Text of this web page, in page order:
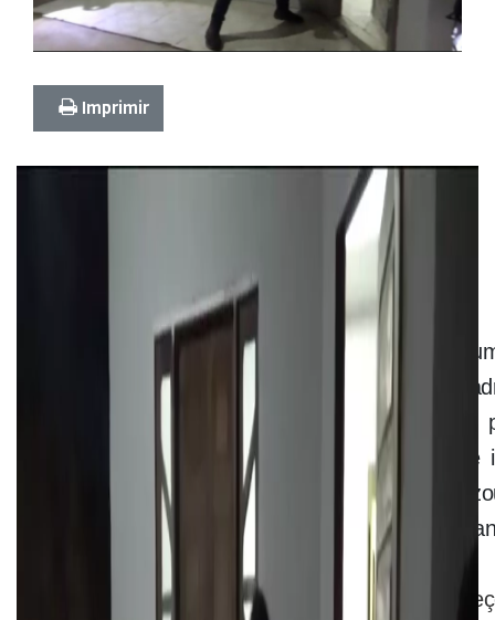
Imprimir
Polícia Civil faz operação em três estados — Foto: Dennis
A Polícia Civil realiza nesta quinta-feira (9)
prender oito suspeitos de integrar uma
ponto 50, capazes de derrubar aviões ou
durante assaltos a carros-fortes. O grupo é
roubo que terminou em um tiroteio e
na zona rural de Araguacema, em agosto do
As equipes realizam buscas em quatro